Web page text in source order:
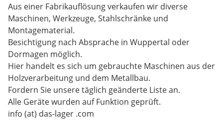
Aus einer Fabrikauflösung verkaufen wir diverse
Maschinen, Werkzeuge, Stahlschränke und
Montagematerial.
Besichtigung nach Absprache in Wuppertal oder
Dormagen möglich.
Hier handelt es sich um gebrauchte Maschinen aus der
Holzverarbeitung und dem Metallbau.
Fordern Sie unsere täglich geänderte Liste an.
Alle Geräte wurden auf Funktion geprüft.
info (at) das-lager .com